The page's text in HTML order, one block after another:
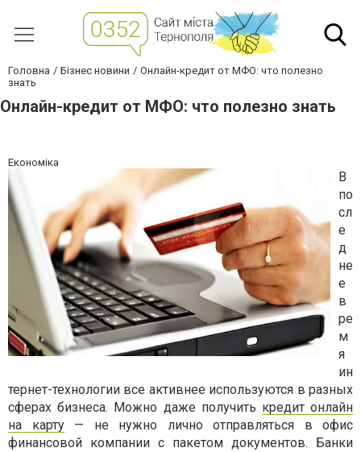
Головна Бізнес новини
Онлайн-кредит от МФО: что полезно
знать
Онлайн-кредит от МФО: что полезно знать
Економіка
В
по
сл
е
д
не
е
в
ре
м
я
ин
тернет-технологии все активнее используются в разных
сферах бизнеса. Можно даже получить кредит онлайн
на карту— не нужно лично отправляться в офис
финансовой компании с пакетом документов. Банки